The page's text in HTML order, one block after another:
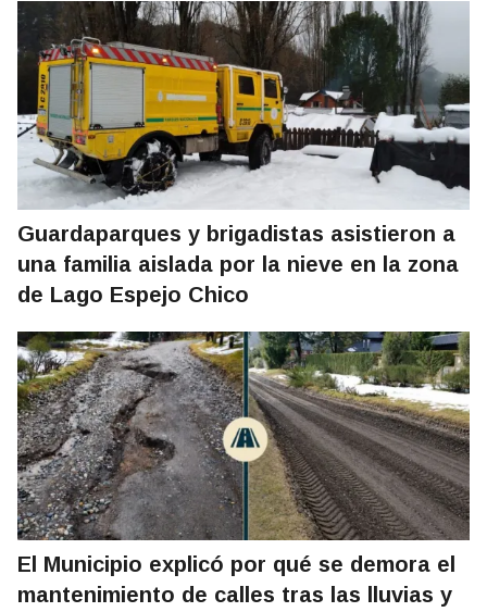
Guardaparques y brigadistas asistieron a
una familia aislada por la nieve en la zona
de Lago Espejo Chico
El Municipio explicó por qué se demora el
mantenimiento de calles tras las lluvias y